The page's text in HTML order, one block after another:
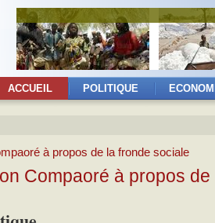
ACCUEIL POLITIQUE
Compaoré à propos